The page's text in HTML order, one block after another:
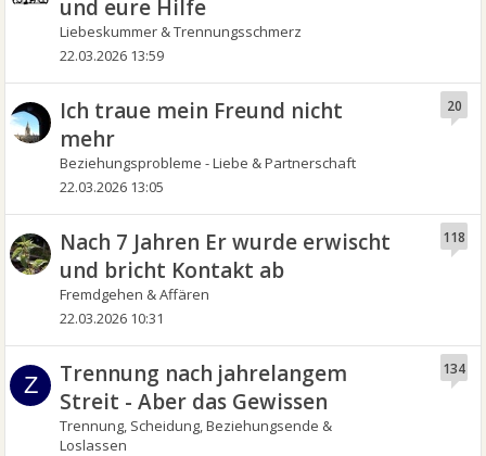
und eure Hilfe
Liebeskummer & Trennungsschmerz
22.03.2026 13:59
Ich traue mein Freund nicht
mehr
Beziehungsprobleme - Liebe & Partnerschaft
20
22.03.2026 13:05
Nach 7 Jahren Er wurde erwischt
und bricht Kontakt ab
Fremdgehen & Affären
118
22.03.2026 10:31
Z
Trennung nach jahrelangem
Streit - Aber das Gewissen
Trennung, Scheidung, Beziehungsende &
Loslassen
134